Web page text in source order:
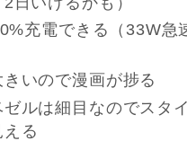
充電できる（33W急
きいので漫画が捗る
ゼルは細目なのでスタ
える